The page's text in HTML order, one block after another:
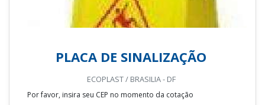
PLACA DE SINALIZAÇÃO
ECOPLAST / BRASILIA - DF
Por favor, insira seu CEP no momento da cotação